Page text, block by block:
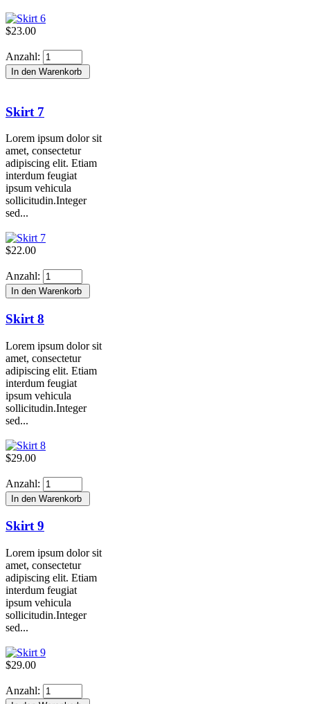
$23.00
Anzahl:
Skirt 7
Lorem ipsum dolor sit
amet, consectetur
adipiscing elit. Etiam
interdum feugiat
ipsum vehicula
sollicitudin.Integer
sed...
$22.00
Anzahl:
Skirt 8
Lorem ipsum dolor sit
amet, consectetur
adipiscing elit. Etiam
interdum feugiat
ipsum vehicula
sollicitudin.Integer
sed...
$29.00
Anzahl:
Skirt 9
Lorem ipsum dolor sit
amet, consectetur
adipiscing elit. Etiam
interdum feugiat
ipsum vehicula
sollicitudin.Integer
sed...
$29.00
Anzahl: